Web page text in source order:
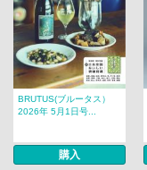
BRUTUS(ブルータス）
2026年 5月1日号...
購入